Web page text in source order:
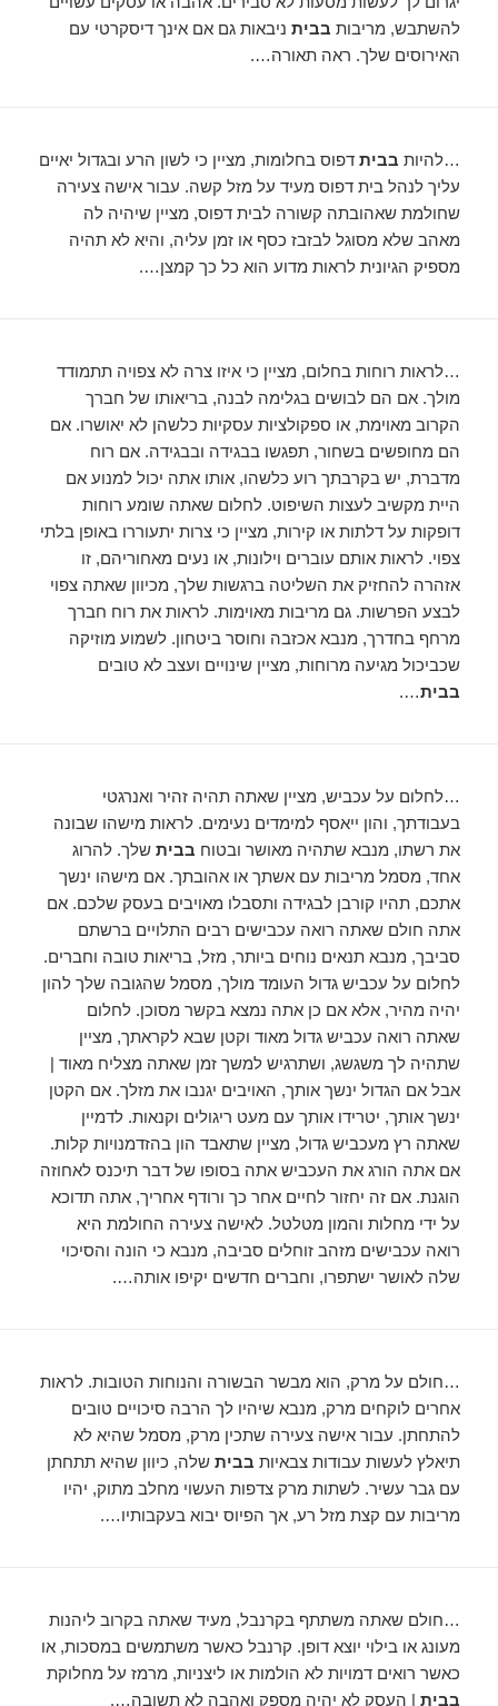
להשתבש, מריבות בבית ניבאות גם אם אינך דיסקרטי עם
האירוסים שלך. ראה תאורה….
…להיות בבית דפוס בחלומות, מציין כי לשון הרע ובגדול יאיים
עליך לנהל בית דפוס מעיד על מזל קשה. עבור אישה צעירה
שחולמת שאהובתה קשורה לבית דפוס, מציין שיהיה לה
מאהב שלא מסוגל לבזבז כסף או זמן עליה, והיא לא תהיה
מספיק הגיונית לראות מדוע הוא כל כך קמצן….
…לראות רוחות בחלום, מציין כי איזו צרה לא צפויה תתמודד
מולך. אם הם לבושים בגלימה לבנה, בריאותו של חברך
הקרוב מאוימת, או ספקולציות עסקיות כלשהן לא יאושרו. אם
הם מחופשים בשחור, תפגשו בבגידה ובבגידה. אם רוח
מדברת, יש בקרבתך רוע כלשהו, ​​אותו אתה יכול למנוע אם
היית מקשיב לעצות השיפוט. לחלום שאתה שומע רוחות
דופקות על דלתות או קירות, מציין כי צרות יתעוררו באופן בלתי
צפוי. לראות אותם עוברים וילונות, או נעים מאחוריהם, זו
אזהרה להחזיק את השליטה ברגשות שלך, מכיוון שאתה צפוי
לבצע הפרשות. גם מריבות מאוימות. לראות את רוח חברך
מרחף בחדרך, מנבא אכזבה וחוסר ביטחון. לשמוע מוזיקה
שכביכול מגיעה מרוחות, מציין שינויים ועצב לא טובים
בבית….
…לחלום על עכביש, מציין שאתה תהיה זהיר ואנרגטי
בעבודתך, והון ייאסף למימדים נעימים. לראות מישהו שבונה
את רשתו, מנבא שתהיה מאושר ובטוח בבית שלך. להרוג
אחד, מסמל מריבות עם אשתך או אהובתך. אם מישהו ינשך
אתכם, תהיו קורבן לבגידה ותסבלו מאויבים בעסק שלכם. אם
אתה חולם שאתה רואה עכבישים רבים התלויים ברשתם
סביבך, מנבא תנאים נוחים ביותר, מזל, בריאות טובה וחברים.
לחלום על עכביש גדול העומד מולך, מסמל שהגובה שלך להון
יהיה מהיר, אלא אם כן אתה נמצא בקשר מסוכן. לחלום
שאתה רואה עכביש גדול מאוד וקטן שבא לקראתך, מציין
שתהיה לך משגשג, ושתרגיש למשך זמן שאתה מצליח מאוד |
אבל אם הגדול ינשך אותך, האויבים יגנבו את מזלך. אם הקטן
ינשך אותך, יטרידו אותך עם מעט ריגולים וקנאות. לדמיין
שאתה רץ מעכביש גדול, מציין שתאבד הון בהזדמנויות קלות.
אם אתה הורג את העכביש אתה בסופו של דבר תיכנס לאחוזה
הוגנת. אם זה יחזור לחיים אחר כך ורודף אחריך, אתה תדוכא
על ידי מחלות והמון מטלטל. לאישה צעירה החולמת היא
רואה עכבישים מזהב זוחלים סביבה, מנבא כי הונה והסיכוי
שלה לאושר ישתפרו, וחברים חדשים יקיפו אותה….
…חולם על מרק, הוא מבשר הבשורה והנוחות הטובות. לראות
אחרים לוקחים מרק, מנבא שיהיו לך הרבה סיכויים טובים
להתחתן. עבור אישה צעירה שתכין מרק, מסמל שהיא לא
תיאלץ לעשות עבודות צבאיות בבית שלה, כיוון שהיא תתחתן
עם גבר עשיר. לשתות מרק צדפות העשוי מחלב מתוק, יהיו
מריבות עם קצת מזל רע, אך הפיוס יבוא בעקבותיו….
…חולם שאתה משתתף בקרנבל, מעיד שאתה בקרוב ליהנות
מעונג או בילוי יוצא דופן. קרנבל כאשר משתמשים במסכות, או
כאשר רואים דמויות לא הולמות או ליצניות, מרמז על מחלוקת
בבית | העסק לא יהיה מספק ואהבה לא תשובה….